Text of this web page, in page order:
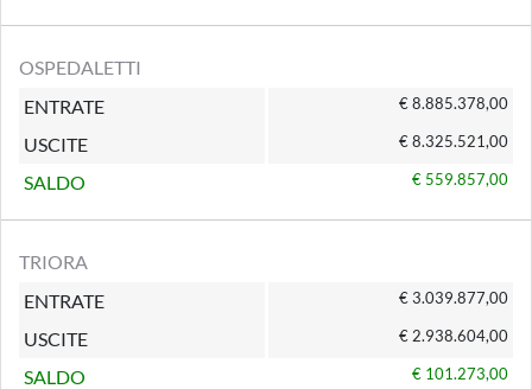
OSPEDALETTI
ENTRATE
€ 8.885.378,00
USCITE € 8.325.521,00
SALDO € 559.857,00
TRIORA
ENTRATE
€ 3.039.877,00
USCITE € 2.938.604,00
SALDO € 101.273,00